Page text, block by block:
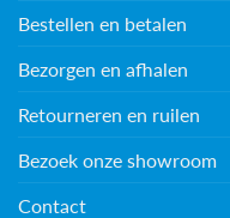
Bestellen en betalen
Bezorgen en afhalen
Retourneren en ruilen
Bezoek onze showroom
Contact